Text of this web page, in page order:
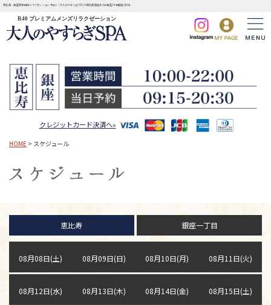
恵比寿・銀座完全個室リラクゼーションサロン | 大人のやすらぎSPA JR恵比寿駅徒歩3分 銀座1丁目駅徒歩3分
R40 プレミアムメンズリラクゼーション
クレジットカード決済へ»
HOME > スケジュール
恵比寿 銀座一丁目
08月08日(土) 08月09日(日) 08月10日(月) 08月11日(火)
08月12日(水) 08月13日(木) 08月14日(金) 08月15日(土)